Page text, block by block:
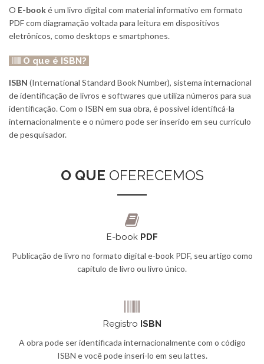
O E-booké um livro digital com material informativo em formato
PDF com diagramação voltada para leitura em dispositivos
eletrônicos, como desktops e smartphones.
O que é ISBN?
ISBN (International Standard Book Number), sistema internacional
de identificação de livros e softwares que utiliza números para sua
identificação. Com o ISBN em sua obra, é possível identificá-la
internacionalmente e o número pode ser inserido em seu currículo
de pesquisador.
O QUE OFERECEMOS
E-bookPDF
Publicação de livro no formato digital e-book PDF, seu artigo como
capítulo de livro ou livro único.
Registro ISBN
A obra pode ser identificada internacionalmente com o código
ISBN e você pode inseri-lo em seu lattes.